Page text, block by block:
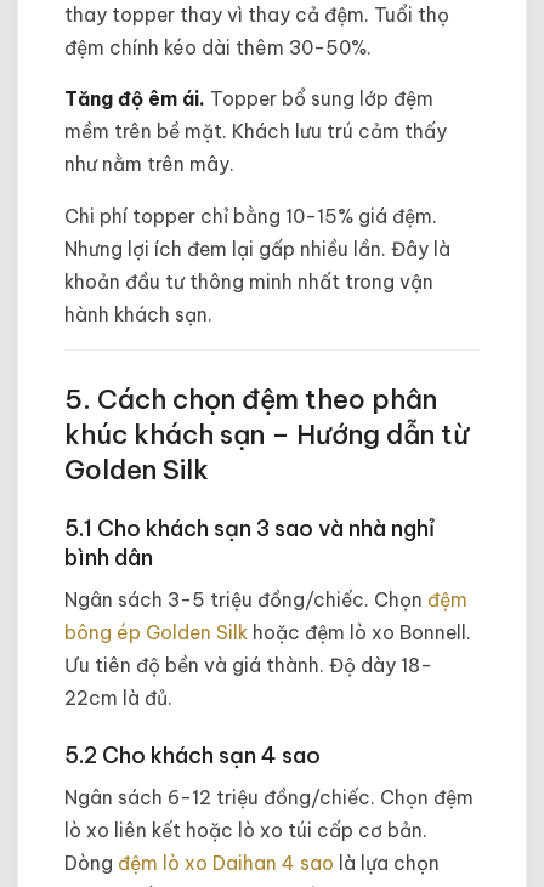
thay topper thay vì thay cả đệm. Tuổi thọ
đệm chính kéo dài thêm 30-50%.
Tăng độ êm ái. Topper bổ sung lớp đệm
mềm trên bề mặt. Khách lưu trú cảm thấy
như nằm trên mây.
Chi phí topper chỉ bằng 10-15% giá đệm.
Nhưng lợi ích đem lại gấp nhiều lần. Đây là
khoản đầu tư thông minh nhất trong vận
hành khách sạn.
5. Cách chọn đệm theo phân
khúc khách sạn – Hướng dẫn từ
Golden Silk
5.1 Cho khách sạn 3 sao và nhà nghỉ
bình dân
Ngân sách 3-5 triệu đồng/chiếc. Chọn đệm
bông ép Golden Silk hoặc đệm lò xo Bonnell.
Ưu tiên độ bền và giá thành. Độ dày 18-
22cm là đủ.
5.2 Cho khách sạn 4 sao
Ngân sách 6-12 triệu đồng/chiếc. Chọn đệm
lò xo liên kết hoặc lò xo túi cấp cơ bản.
Dòng đệm lò xo Daihan 4 sao là lựa chọn